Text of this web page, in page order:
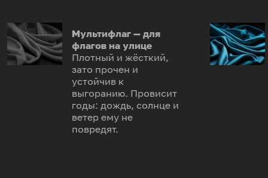
Мультифлаг — для
флагов на улице
Плотный и жёсткий,
зато прочен и
устойчив к
выгоранию. Провисит
годы: дождь, солнце и
ветер ему не
повредят.